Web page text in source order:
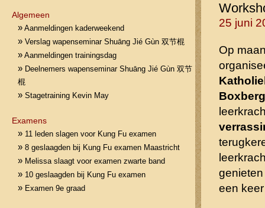
Algemeen
» Aanmeldingen kaderweekend
» Verslag wapenseminar Shuāng Jié Gùn 双节棍
» Aanmeldingen trainingsdag
» Deelnemers wapenseminar Shuāng Jié Gùn 双节
棍
» Stagetraining Kevin May
Examens
» 11 leden slagen voor Kung Fu examen
» 8 geslaagden bij Kung Fu examen Maastricht
» Melissa slaagt voor examen zwarte band
» 10 geslaagden bij Kung Fu examen
» Examen 9e graad
25 juni
Op
een